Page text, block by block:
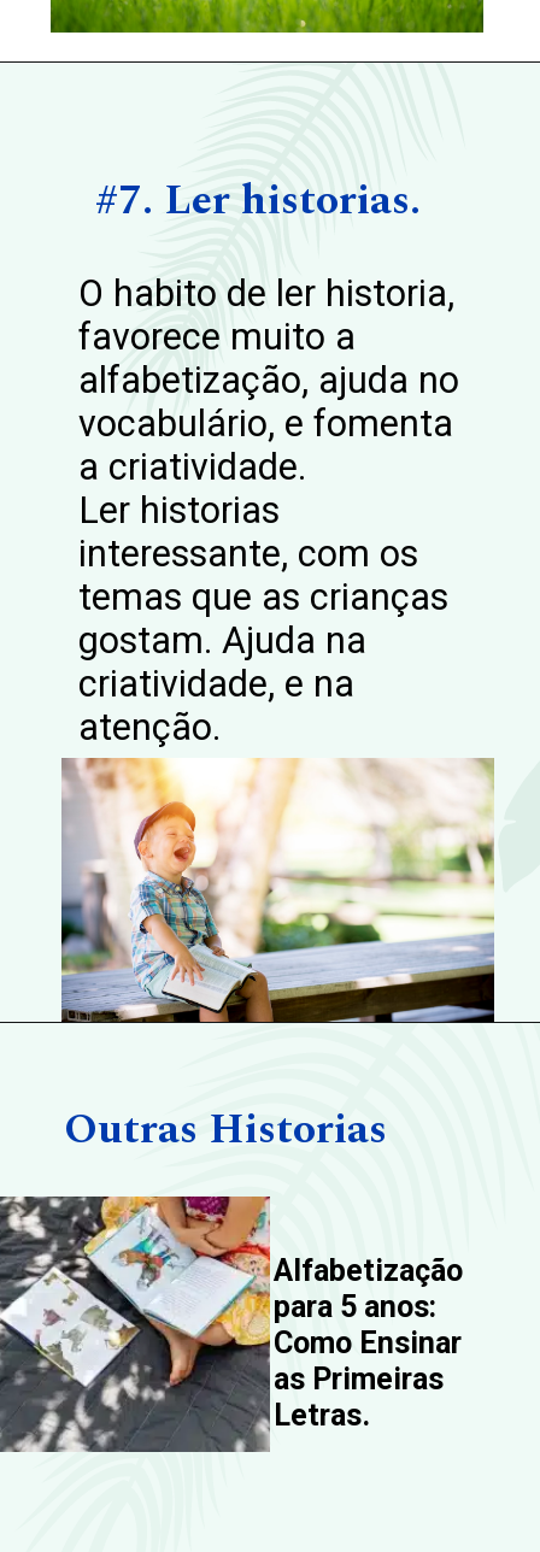
#7. Ler historias.
O habito de ler historia,
favorece muito a
alfabetização, ajuda no
vocabulário, e fomenta
a criatividade.
Ler historias
interessante, com os
temas que as crianças
gostam. Ajuda na
criatividade, e na
atenção.
Outras Historias
Alfabetização
para 5 anos:
Como Ensinar
as Primeiras
Letras.